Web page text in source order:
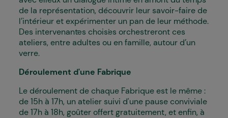
de la représentation, découvrir leur savoir-faire de
l’intérieur et expérimenter un pan de leur méthode.
Des intervenant·es choisi·es orchestreront ces
ateliers, entre adultes ou en famille, autour d’un
verre.
Déroulement d'une Fabrique
Le déroulement de chaque Fabrique est le même :
de 15h à 17h, un atelier suivi d'une pause conviviale
de 17h à 18h, goûter offert gratuitement, et enfin, à